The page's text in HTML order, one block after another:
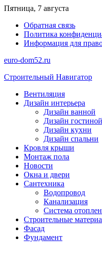
Перейти
содержимому
Пятница, 7 августа
Обратная связь
Политика
Информация для
euro-dom52.ru
Строительный Навигатор
Вентиляция
Дизайн интерьера
Дизайн ванной
Дизайн гостиной
Дизайн кухни
Дизайн спальни
Кровля крыши
Монтаж пола
Новости
Окна и двери
Сантехника
Водопровод
Канализация
Система
Строительные
Фасад
Фундамент